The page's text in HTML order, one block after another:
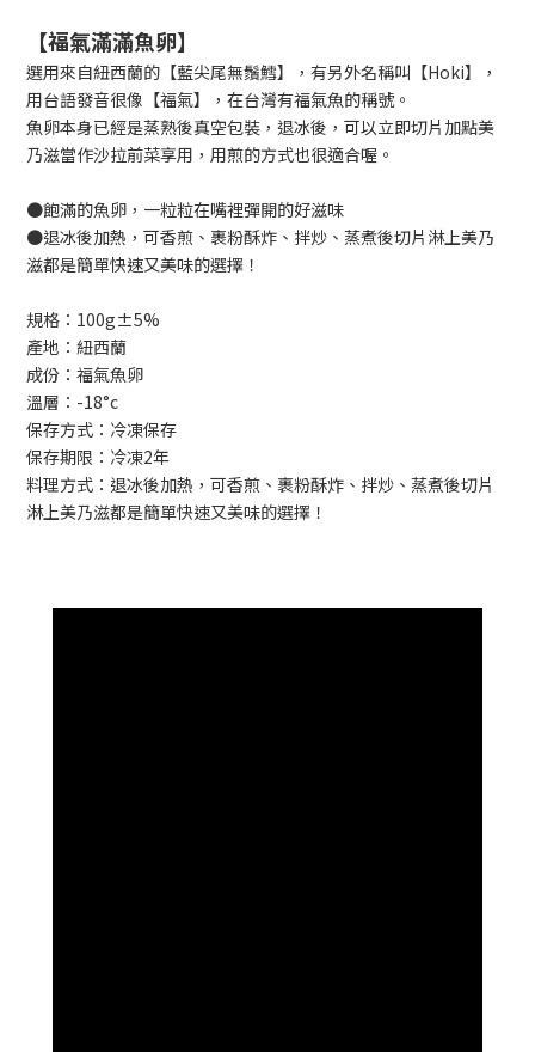
【福氣滿滿魚卵】
選用來自紐西蘭的【藍尖尾無鬚鱈】，有另外名稱叫【Hoki】，
用台語發音很像【福氣】，在台灣有福氣魚的稱號。
魚卵本身已經是蒸熟後真空包裝，退冰後，可以立即切片加點美
乃滋當作沙拉前菜享用，用煎的方式也很適合喔。
●飽滿的魚卵，一粒粒在嘴裡彈開的好滋味
●退冰後加熱，可香煎、裹粉酥炸、拌炒、蒸煮後切片淋上美乃
滋都是簡單快速又美味的選擇！
規格：100g±5%
產地：紐西蘭
成份：福氣魚卵
溫層：-18°c
保存方式：冷凍保存
保存期限：冷凍2年
料理方式：退冰後加熱，可香煎、裹粉酥炸、拌炒、蒸煮後切片
淋上美乃滋都是簡單快速又美味的選擇！